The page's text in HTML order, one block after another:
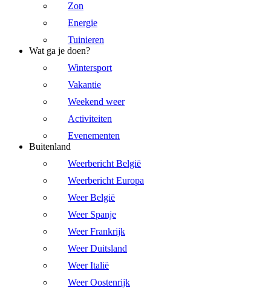
Zon
Energie
Tuinieren
Wat ga je doen?
Wintersport
Vakantie
Weekend weer
Activiteiten
Evenementen
Buitenland
Weerbericht België
Weerbericht Europa
Weer België
Weer Spanje
Weer Frankrijk
Weer Duitsland
Weer Italië
Weer Oostenrijk